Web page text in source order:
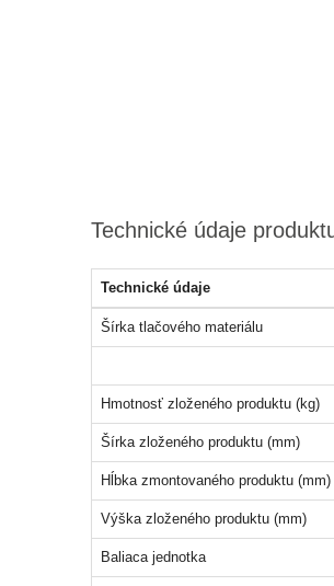
Technické údaje
Technické údaje
Šírka tlačového materiálu
Hmotnosť zloženého produktu (kg)
Šírka zloženého produktu (mm)
Hĺbka zmontovaného produktu (mm)
Výška zloženého produktu (mm)
Baliaca jednotka